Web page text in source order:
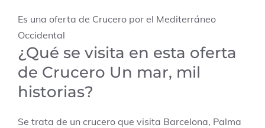
Es una oferta de Crucero por el Mediterráneo
Occidental
¿Qué se visita en esta oferta
de Crucero Un mar, mil
historias?
Se trata de un crucero que visita Barcelona, Palma